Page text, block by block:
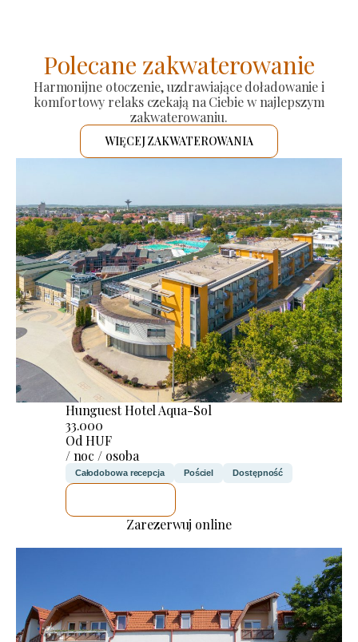
Polecane zakwaterowanie
Harmonijne otoczenie, uzdrawiające doładowanie i
komfortowy relaks czekają na Ciebie w najlepszym
zakwaterowaniu.
WIĘCEJ ZAKWATEROWANIA
Hunguest Hotel Aqua-Sol
33.000
Od HUF
/ noc / osoba
Całodobowa recepcja Pościel Dostępność
Zarezerwuj online